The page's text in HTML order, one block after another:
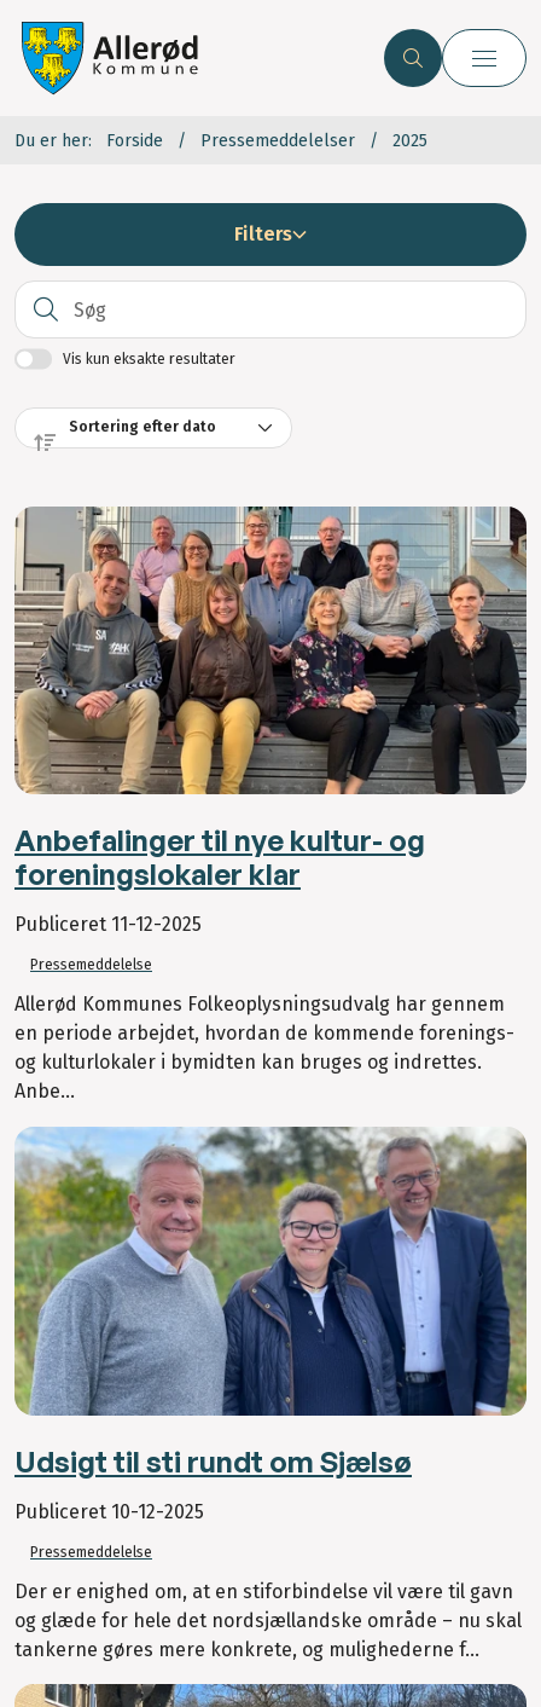
Du er her: Forside Pressemeddelelser 2025
Filters
Vis kun eksakte resultater
Anbefalinger til nye kultur- og
foreningslokaler klar
Publiceret 11-12-2025
Pressemeddelelse
Allerød Kommunes Folkeoplysningsudvalg har gennem
en periode arbejdet, hvordan de kommende forenings-
og kulturlokaler i bymidten kan bruges og indrettes.
Anbe...
Udsigt til sti rundt om Sjælsø
Publiceret 10-12-2025
Pressemeddelelse
Der er enighed om, at en stiforbindelse vil være til gavn
og glæde for hele det nordsjællandske område – nu skal
tankerne gøres mere konkrete, og mulighederne f...